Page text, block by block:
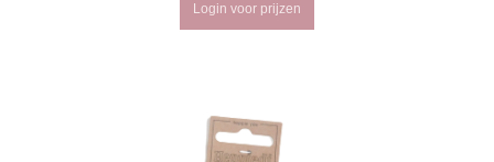
Login voor prijzen